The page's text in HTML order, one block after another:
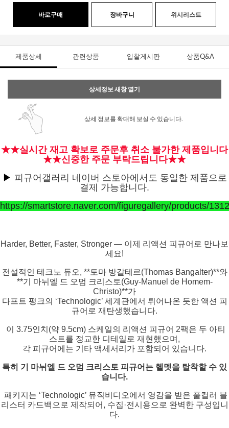
바로구매 장바구니 위시리스트
제품상세 관련상품 입찰게시판 상품Q&A
상세정보 새창 열기
상세 정보를 확대해 보실 수 있습니다.
★★실시간 재고 확보로 주문후 취소 불가한 제품입니다
★★신중한 주문 부탁드립니다★★
▶ 피규어갤러리 네이버 스토아에서도 동일한 제품으로
결제 가능합니다.
https://smartstore.naver.com/figuregallery/products/
Harder, Better, Faster, Stronger — 이제 리액션 피규어로 만나보
세요!
전설적인 테크노 듀오, **토마 방갈테르(Thomas Bangalter)**와
**기 마뉘엘 드 오멈 크리스토(Guy-Manuel de Homem-
Christo)**가
다프트 펑크의 ‘Technologic’ 세계관에서 튀어나온 듯한 액션 피
규어로 재탄생했습니다.
이 3.75인치(약 9.5cm) 스케일의 리액션 피규어 2팩은 두 아티
스트를 정교한 디테일로 재현했으며,
각 피규어에는 기타 액세서리가 포함되어 있습니다.
특히 기 마뉘엘 드 오멈 크리스토 피규어는 헬멧을 탈착할 수 있
습니다.
패키지는 ‘Technologic’ 뮤직비디오에서 영감을 받은 풀컬러 블
리스터 카드백으로 제작되어, 수집·전시용으로 완벽한 구성입니
다.